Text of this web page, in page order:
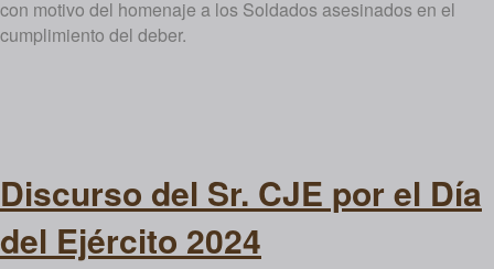
con motivo del homenaje a los Soldados asesinados en el
cumplimiento del deber.
Discurso del Sr. CJE por el Día
del Ejército 2024